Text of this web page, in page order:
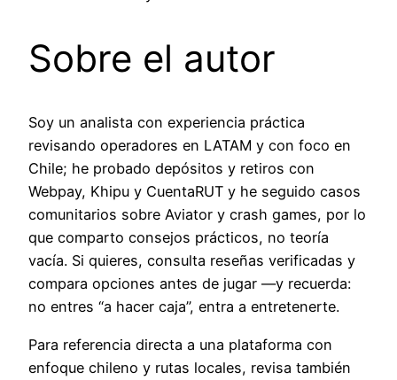
Sobre el autor
Soy un analista con experiencia práctica
revisando operadores en LATAM y con foco en
Chile; he probado depósitos y retiros con
Webpay, Khipu y CuentaRUT y he seguido casos
comunitarios sobre Aviator y crash games, por lo
que comparto consejos prácticos, no teoría
vacía. Si quieres, consulta reseñas verificadas y
compara opciones antes de jugar —y recuerda:
no entres “a hacer caja”, entra a entretenerte.
Para referencia directa a una plataforma con
enfoque chileno y rutas locales, revisa también